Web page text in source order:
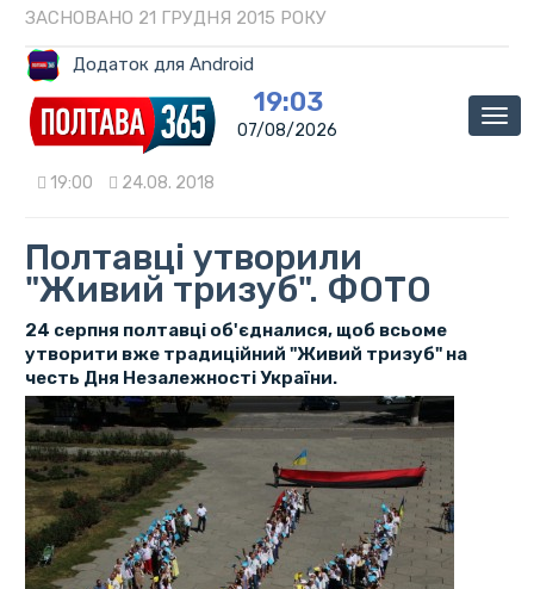
ЗАСНОВАНО 21 ГРУДНЯ 2015 РОКУ
Додаток для Android
19:03
07/08/2026
19:00 24.08. 2018
Полтавці утворили
"Живий тризуб". ФОТО
24 серпня полтавці об'єдналися, щоб всьоме
утворити вже традиційний "Живий тризуб" на
честь Дня Незалежності України.